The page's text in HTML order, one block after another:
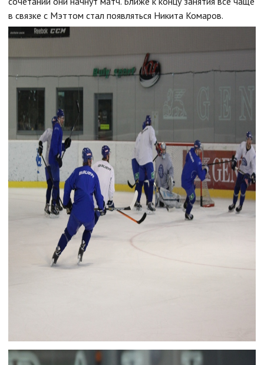
в связке с Мэттом стал появляться Никита Комаров.